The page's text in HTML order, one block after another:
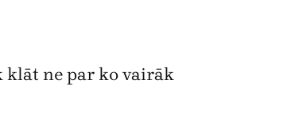
klāt ne par ko vairāk